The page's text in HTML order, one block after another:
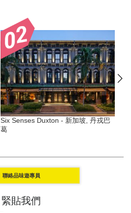
Six Senses Duxton - 新加坡, 丹戎巴
葛
聯絡品味遊專員
緊貼我們